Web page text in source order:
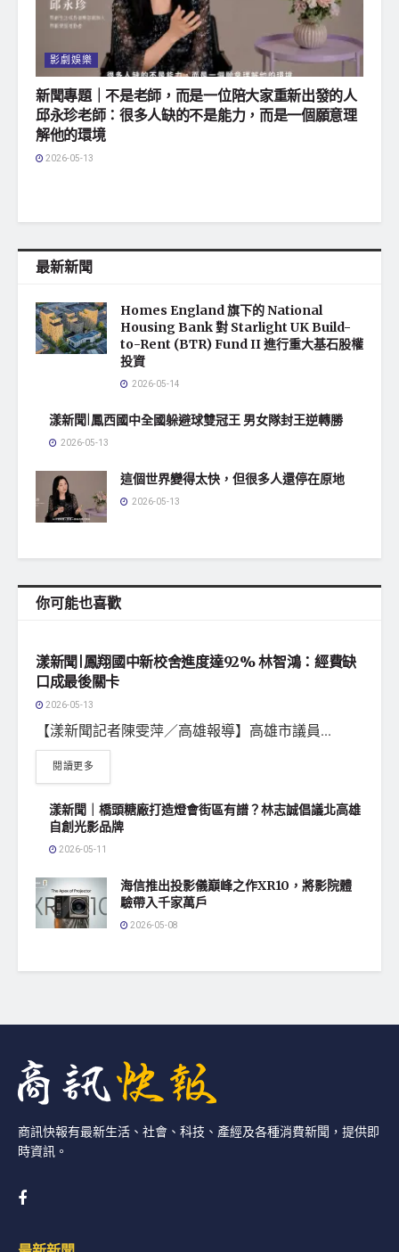
影劇娛樂
新聞專題｜不是老師，而是一位陪大家重新出發的人
邱永珍老師：很多人缺的不是能力，而是一個願意理
解他的環境
2026-05-13
最新新聞
Homes England 旗下的 National
Housing Bank 對 Starlight UK Build-
to-Rent (BTR) Fund II 進行重大基石股權
投資
2026-05-14
漾新聞|鳳西國中全國躲避球雙冠王 男女隊封王逆轉勝
2026-05-13
這個世界變得太快，但很多人還停在原地
2026-05-13
你可能也喜歡
漾新聞|鳳翔國中新校舍進度達92% 林智鴻：經費缺
口成最後關卡
2026-05-13
【漾新聞記者陳雯萍／高雄報導】高雄市議員...
閱讀更多
漾新聞｜橋頭糖廠打造燈會街區有譜？林志誠倡議北高雄
自創光影品牌
2026-05-11
海信推出投影儀巔峰之作XR10，將影院體
驗帶入千家萬戶
2026-05-08
商訊快報有最新生活、社會、科技、產經及各種消費新聞，提供即
時資訊。